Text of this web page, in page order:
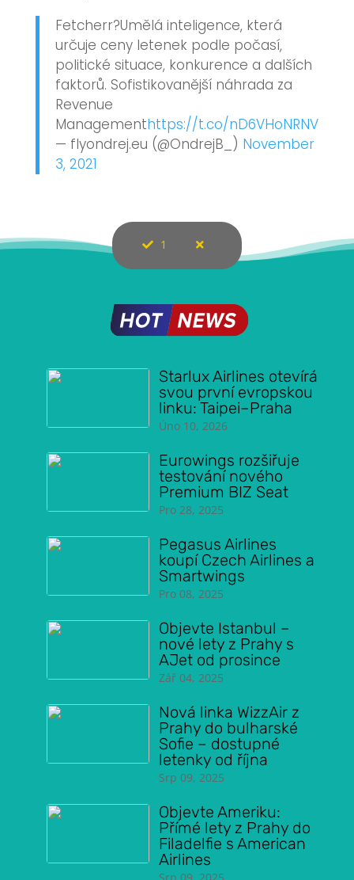
Fetcherr?Umělá inteligence, která
určuje ceny letenek podle počasí,
politické situace, konkurence a dalších
faktorů. Sofistikovanější náhrada za
Revenue
Managementhttps://t.co/nD6VHoNRNV
— flyondrej.eu (@OndrejB_) November
3, 2021
1
Starlux Airlines otevírá
svou první evropskou
linku: Taipei–Praha
Úno 10, 2026
Eurowings rozšiřuje
testování nového
Premium BIZ Seat
Pro 28, 2025
Pegasus Airlines
koupí Czech Airlines a
Smartwings
Pro 08, 2025
Objevte Istanbul –
nové lety z Prahy s
AJet od prosince
Zář 04, 2025
Nová linka WizzAir z
Prahy do bulharské
Sofie – dostupné
letenky od října
Srp 09, 2025
Objevte Ameriku:
Přímé lety z Prahy do
Filadelfie s American
Airlines